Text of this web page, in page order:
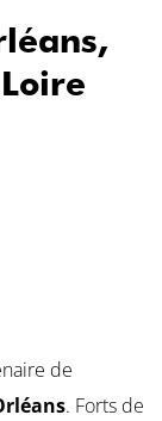
de
. Forts de